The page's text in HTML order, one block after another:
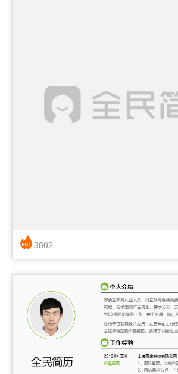
简历风格： 时尚 / 简洁 / 应届生
3802